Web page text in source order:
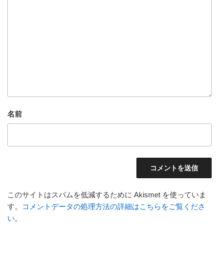
名前
このサイトはスパムを低減するために Akismet を使っていま
す。
コメントデータの処理方法の詳細はこちらをご覧くださ
い。